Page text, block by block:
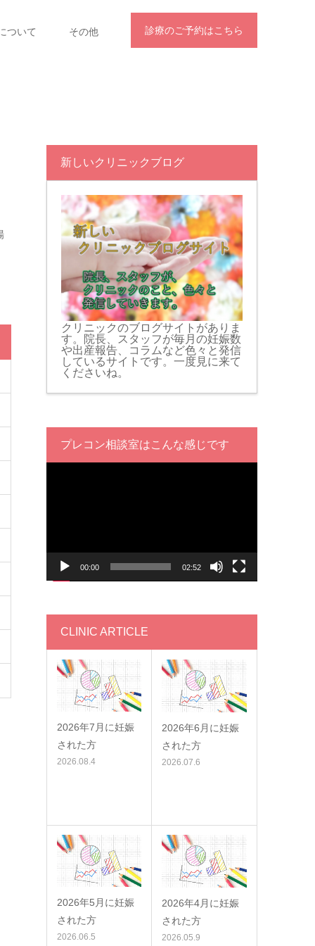
診療のご予約はこちら
ついて その他
新しいクリニックブログ
クリニックのブログサイトがありま
す。院長、スタッフが毎月の妊娠数
や出産報告、コラムなど色々と発信
しているサイトです。一度見に来て
くださいね。
プレコン相談室はこんな感じです
00:00 02:52
CLINIC ARTICLE
2026年7月に妊娠
された方
2026.08.4
2026年6月に妊娠
された方
2026.07.6
2026年5月に妊娠
された方
2026.06.5
2026年4月に妊娠
された方
2026.05.9